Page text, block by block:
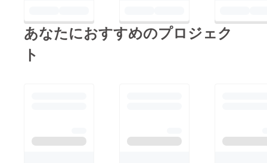
あなたにおすすめのプロジェク
ト